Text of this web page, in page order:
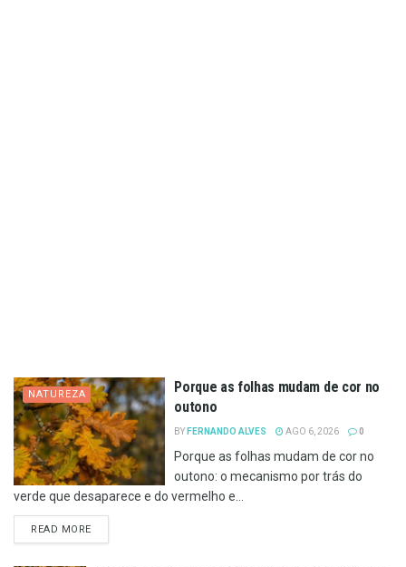
NATUREZA
Porque as folhas mudam de cor no
outono
BY FERNANDO ALVES AGO 6, 2026 0
Porque as folhas mudam de cor no
outono: o mecanismo por trás do
verde que desaparece e do vermelho e...
READ MOREDETAILS